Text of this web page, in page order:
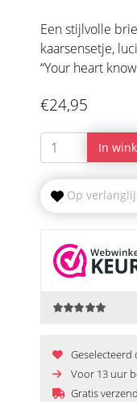
Een stijlvolle
kaarsensetje,
“Your heart
€24,95
In
Op
Voor 13 uur
Gratis